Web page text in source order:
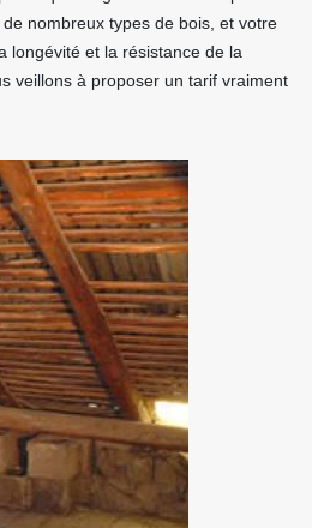
nombreux types de bois, et votre
longévité et la résistance de la
veillons à proposer un tarif vraiment